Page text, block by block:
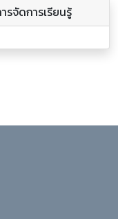
รจัดการเรียนรู้